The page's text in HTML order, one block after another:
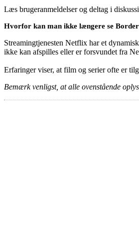
Læs brugeranmeldelser og deltag i
Hvorfor kan man ikke længere se
Streamingtjenesten Netflix har et
ikke kan afspilles eller er forsvundet fra
Erfaringer viser, at film og serier ofte er
Bemærk venligst, at alle ovenstående